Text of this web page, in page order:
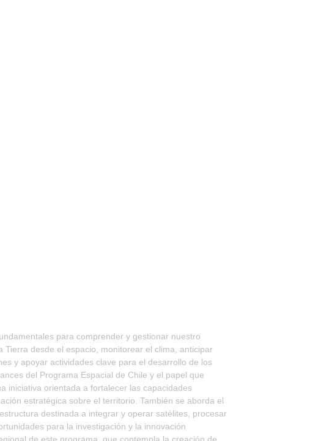
para comprender y gestionar nuestro
desde el espacio, monitorear el clima, anticipar
y apoyar actividades clave para el desarrollo de los
del Programa Espacial de Chile y el papel que
iniciativa orientada a fortalecer las capacidades
estratégica sobre el territorio. También se aborda el
destinada a integrar y operar satélites, procesar
para la investigación y la innovación